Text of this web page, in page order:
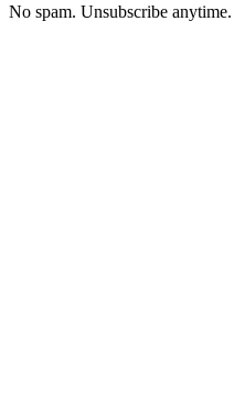
No spam. Unsubscribe anytime.